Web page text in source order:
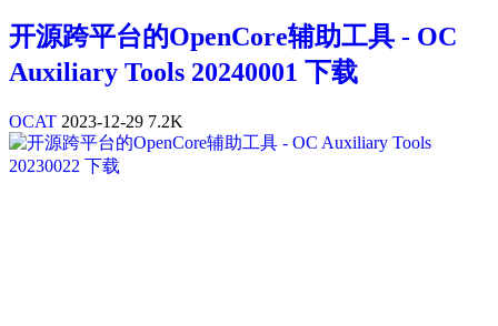
开源跨平台的OpenCore辅助工具 - OC
Auxiliary Tools 20240001 下载
OCAT 2023-12-29 7.2K